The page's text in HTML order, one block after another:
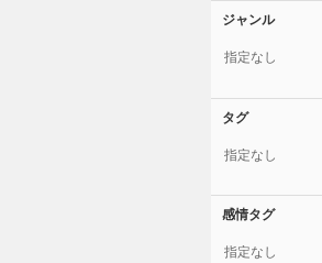
ジャンル
指定なし
タグ
指定なし
感情タグ
指定なし